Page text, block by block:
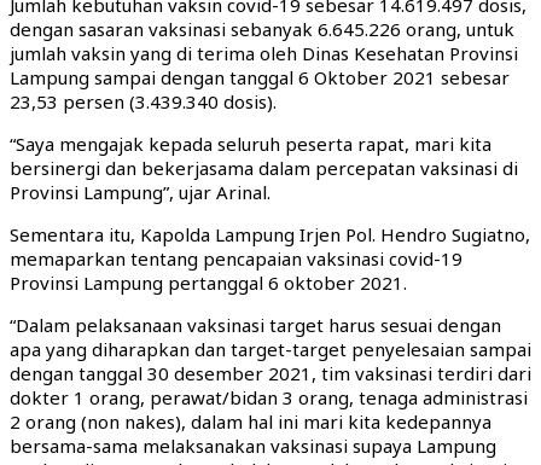
dengan sasaran vaksinasi sebanyak 6.645.226 orang, untuk
jumlah vaksin yang di terima oleh Dinas Kesehatan Provinsi
Lampung sampai dengan tanggal 6 Oktober 2021 sebesar
23,53 persen (3.439.340 dosis).
“Saya mengajak kepada seluruh peserta rapat, mari kita
bersinergi dan bekerjasama dalam percepatan vaksinasi di
Provinsi Lampung”, ujar Arinal.
Sementara itu, Kapolda Lampung Irjen Pol. Hendro Sugiatno,
memaparkan tentang pencapaian vaksinasi covid-19
Provinsi Lampung pertanggal 6 oktober 2021.
“Dalam pelaksanaan vaksinasi target harus sesuai dengan
apa yang diharapkan dan target-target penyelesaian sampai
dengan tanggal 30 desember 2021, tim vaksinasi terdiri dari
dokter 1 orang, perawat/bidan 3 orang, tenaga administrasi
2 orang (non nakes), dalam hal ini mari kita kedepannya
bersama-sama melaksanakan vaksinasi supaya Lampung